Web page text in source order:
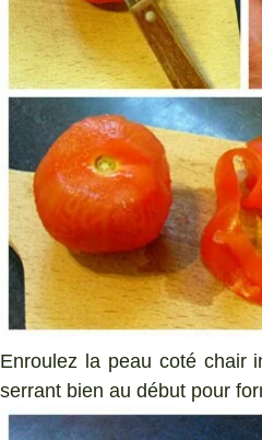
Enroulez la peau coté chair
serrant bien au début pour